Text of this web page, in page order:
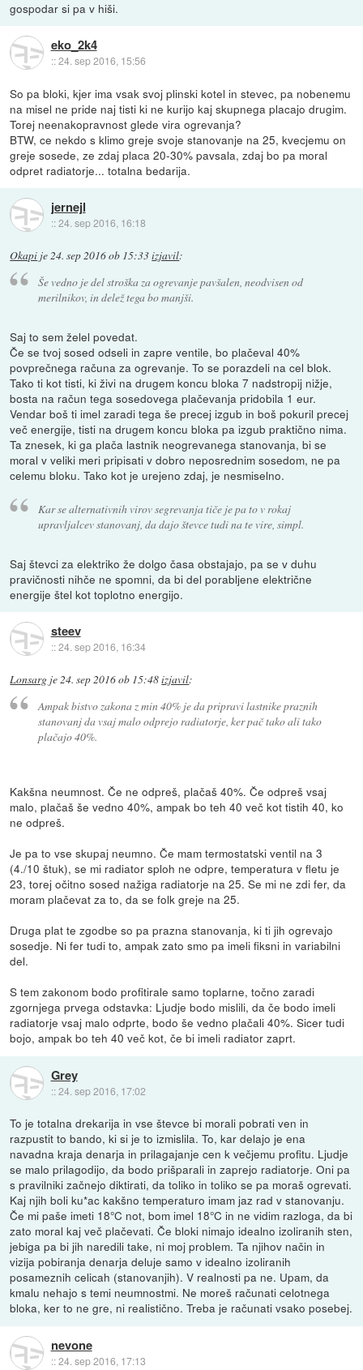
gospodar si pa v hiši.
eko_2k4
::24. sep 2016, 15:56
So pa bloki, kjer ima vsak svoj plinski kotel in stevec, pa nobenemu
na misel ne pride naj tisti ki ne kurijo kaj skupnega placajo drugim.
Torej neenakopravnost glede vira ogrevanja?
BTW, ce nekdo s klimo greje svoje stanovanje na 25, kvecjemu on
greje sosede, ze zdaj placa 20-30% pavsala, zdaj bo pa moral
odpret radiatorje... totalna bedarija.
jernejl
::24. sep 2016, 16:18
Okapi je24. sep 2016 ob 15:33izjavil:
Še vedno je del stroška za ogrevanje pavšalen, neodvisen od
merilnikov, in delež tega bo manjši.
Saj to sem želel povedat.
Če se tvoj sosed odseli in zapre ventile, bo plačeval 40%
povprečnega računa za ogrevanje. To se porazdeli na cel blok.
Tako ti kot tisti, ki živi na drugem koncu bloka 7 nadstropij nižje,
bosta na račun tega sosedovega plačevanja pridobila 1 eur.
Vendar boš ti imel zaradi tega še precej izgub in boš pokuril precej
več energije, tisti na drugem koncu bloka pa izgub praktično nima.
Ta znesek, ki ga plača lastnik neogrevanega stanovanja, bi se
moral v veliki meri pripisati v dobro neposrednim sosedom, ne pa
celemu bloku. Tako kot je urejeno zdaj, je nesmiselno.
Kar se alternativnih virov segrevanja tiče je pa to v rokaj
upravljalcev stanovanj, da dajo števce tudi na te vire, simpl.
Saj števci za elektriko že dolgo časa obstajajo, pa se v duhu
pravičnosti nihče ne spomni, da bi del porabljene električne
energije štel kot toplotno energijo.
steev
::24. sep 2016, 16:34
Lonsarg je24. sep 2016 ob 15:48izjavil:
Ampak bistvo zakona z min 40% je da pripravi lastnike praznih
stanovanj da vsaj malo odprejo radiatorje, ker pač tako ali tako
plačajo 40%.
Kakšna neumnost. Če ne odpreš, plačaš 40%. Če odpreš vsaj
malo, plačaš še vedno 40%, ampak bo teh 40 več kot tistih 40, ko
ne odpreš.
Je pa to vse skupaj neumno. Če mam termostatski ventil na 3
(4./10 štuk), se mi radiator sploh ne odpre, temperatura v fletu je
23, torej očitno sosed nažiga radiatorje na 25. Se mi ne zdi fer, da
moram plačevat za to, da se folk greje na 25.
Druga plat te zgodbe so pa prazna stanovanja, ki ti jih ogrevajo
sosedje. Ni fer tudi to, ampak zato smo pa imeli fiksni in variabilni
del.
S tem zakonom bodo profitirale samo toplarne, točno zaradi
zgornjega prvega odstavka: Ljudje bodo mislili, da če bodo imeli
radiatorje vsaj malo odprte, bodo še vedno plačali 40%. Sicer tudi
bojo, ampak bo teh 40 več kot, če bi imeli radiator zaprt.
Grey
::24. sep 2016, 17:02
To je totalna drekarija in vse števce bi morali pobrati ven in
razpustit to bando, ki si je to izmislila. To, kar delajo je ena
navadna kraja denarja in prilagajanje cen k večjemu profitu. Ljudje
se malo prilagodijo, da bodo prišparali in zaprejo radiatorje. Oni pa
s pravilniki začnejo diktirati, da toliko in toliko se pa moraš ogrevati.
Kaj njih boli ku*ac kakšno temperaturo imam jaz rad v stanovanju.
Če mi paše imeti 18°C not, bom imel 18°C in ne vidim razloga, da bi
zato moral kaj več plačevati. Če bloki nimajo idealno izoliranih sten,
jebiga pa bi jih naredili take, ni moj problem. Ta njihov način in
vizija pobiranja denarja deluje samo v idealno izoliranih
posameznih celicah (stanovanjih). V realnosti pa ne. Upam, da
kmalu nehajo s temi neumnostmi. Ne moreš računati celotnega
bloka, ker to ne gre, ni realistično. Treba je računati vsako posebej.
nevone
::24. sep 2016, 17:13